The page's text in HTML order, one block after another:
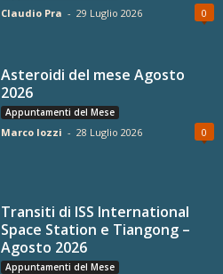
Claudio Pra - 29 Luglio 2026 0
Asteroidi del mese Agosto
2026
Appuntamenti del Mese
Marco Iozzi - 28 Luglio 2026 0
Transiti di ISS International
Space Station e Tiangong –
Agosto 2026
Appuntamenti del Mese